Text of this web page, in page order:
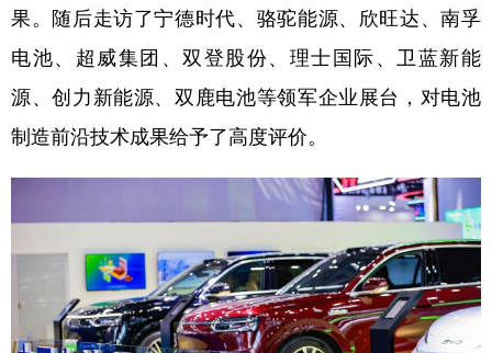
果。随后走访了宁德时代、骆驼能源、欣旺达、南孚
电池、超威集团、双登股份、理士国际、卫蓝新能
源、创力新能源、双鹿电池等领军企业展台，对电池
制造前沿技术成果给予了高度评价。